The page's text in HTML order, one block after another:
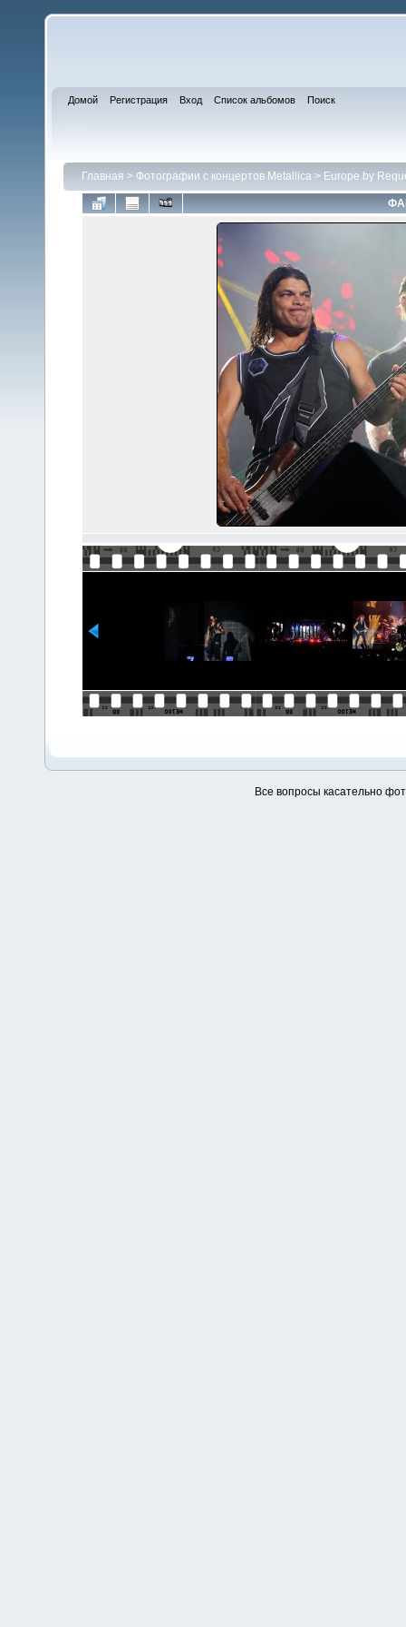
Домой Регистрация Вход Список альбомов Поиск
Главная > Фотографии с концертов Metallica > Europe by
Все вопросы касательно